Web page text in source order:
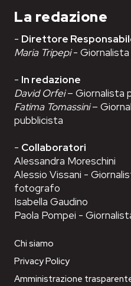
La redazione
- Direttore
Maria Tripepi-
- In redazione
David Orfei– Giornalista
Fatima Tomassini–
pubblicista
- Collaboratori
Alessandra Moreschini
Alessio Vissani -
fotografo
Isabella Gaudino
Paola Pompei -
Chi siamo
Privacy Policy
Amministrazione